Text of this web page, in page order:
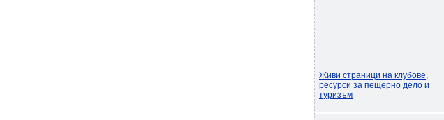
Живи страници на клубове,
ресурси за пещерно дело и
туризъм